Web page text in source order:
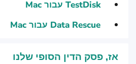
TestDisk עבור Mac
Data Rescue עבור Mac
אז, פסק הדין הסופי שלנו